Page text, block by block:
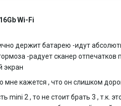
Wi-Fi
держит батарею -идут
-радует сканер отпечатков
экран
мне кажется , что он слишком
mini 2 , то не стоит брать 3 , т.к.